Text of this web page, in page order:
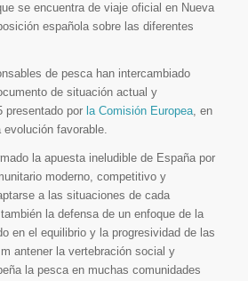
se encuentra de viaje oficial en Nueva
española sobre las diferentes
de pesca han intercambiado
de situación actual y
presentado por la Comisión Europea, en
favorable.
la apuesta ineludible de España por
moderno, competitivo y
a las situaciones de cada
la defensa de un enfoque de la
en el equilibrio y la progresividad de las
antener la vertebración social y
la pesca en muchas comunidades